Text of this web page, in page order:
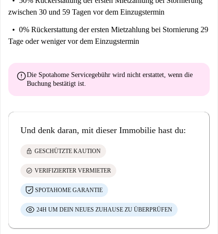
zwischen 30 und 59 Tagen vor dem Einzugstermin
0% Rückerstattung der ersten Mietzahlung bei Stornierung 29
Tage oder weniger vor dem Einzugstermin
errorDie Spotahome Servicegebühr wird nicht erstattet, wenn die
Buchung bestätigt ist.
Und denk daran, mit dieser Immobilie hast du:
lock GESCHÜTZTE KAUTION
check_circle VERIFIZIERTER VERMIETER
SPOTAHOME GARANTIE
24H UM DEIN NEUES ZUHAUSE ZU ÜBERPRÜFEN